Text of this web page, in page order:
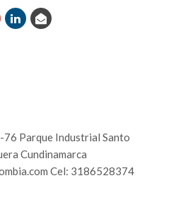
76 Parque Industrial Santo
Cundinamarca
Cel: 3186528374